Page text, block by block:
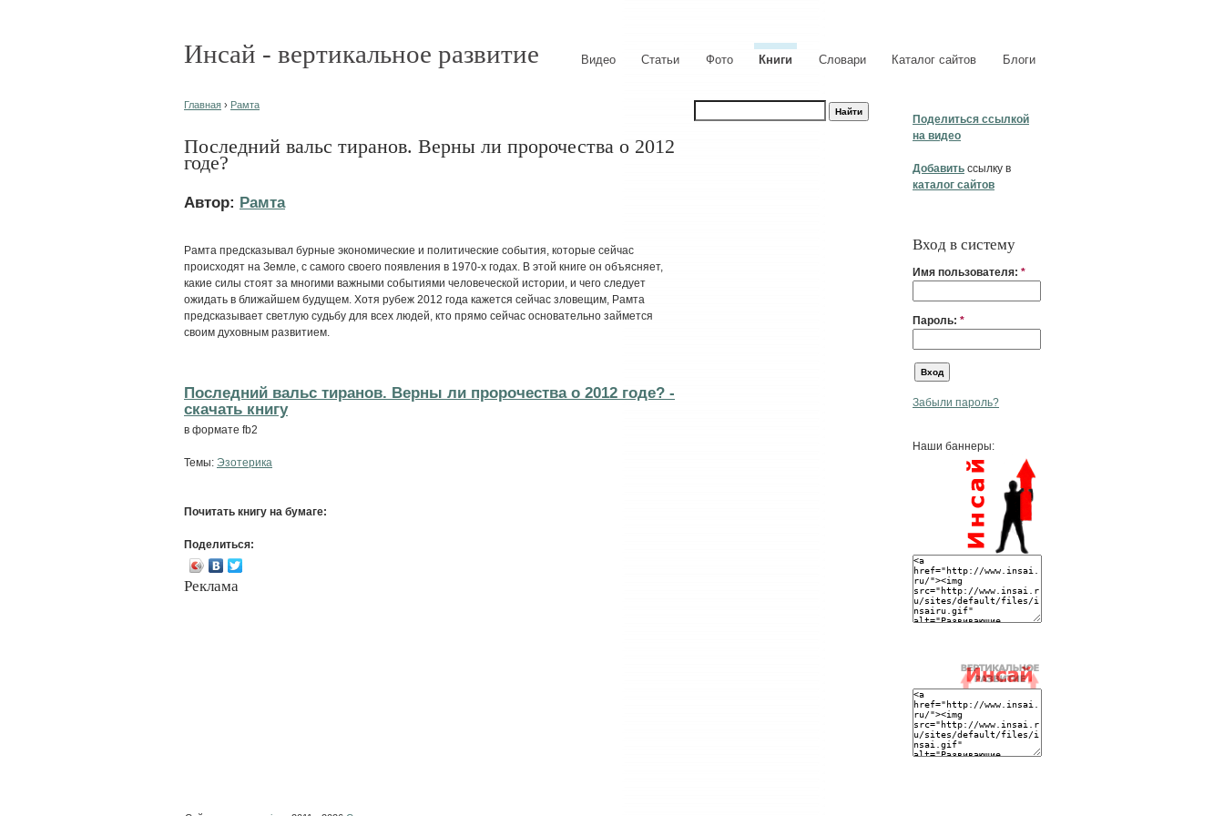
Инсай - вертикальное развитие Видео Статьи Фото Книги Словари Каталог сайтов Блоги
Поделиться ссылкой
на видео
Добавить ссылку в
каталог сайтов
Вход в систему
Имя пользователя: *
Пароль: *
Забыли пароль?
Наши баннеры:
Главная › Рамта
Последний вальс тиранов. Верны ли пророчества о 2012
годе?
Автор: Рамта
Рамта предсказывал бурные экономические и политические события, которые сейчас
происходят на Земле, с самого своего появления в 1970-х годах. В этой книге он объясняет,
какие силы стоят за многими важными событиями человеческой истории, и чего следует
ожидать в ближайшем будущем. Хотя рубеж 2012 года кажется сейчас зловещим, Рамта
предсказывает светлую судьбу для всех людей, кто прямо сейчас основательно займется
своим духовным развитием.
Последний вальс тиранов. Верны ли пророчества о 2012 годе? -
cкачать книгу
в формате fb2
Темы: Эзотерика
Почитать книгу на бумаге:
Поделиться:
Реклама